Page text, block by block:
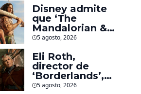
de Marvel, Pixar
y ‘Star Wars’
Disney admite
que ‘The
Mandalorian &
Grogu’ y
decepciones en
taquilla pero
lograron algo
especial
5 agosto, 2026
Eli Roth,
director de
‘Borderlands’,
culpa al estudio
5 agosto, 2026